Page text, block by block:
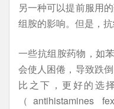
另一种可以提前服用
组胺的影响。但是，
一些抗组胺药物，如
会使人困倦，导致跌
比之下，更好的选
（antihistamines